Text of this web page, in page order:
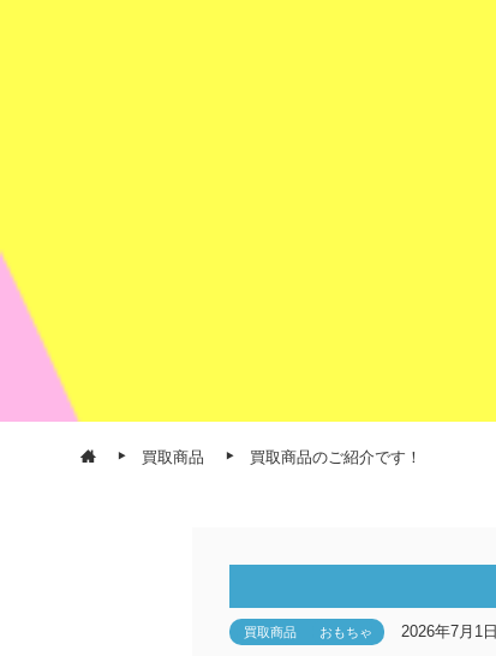
買取商品 買取商品のご紹介です！
買取商品 おもちゃ 2026年7月1日